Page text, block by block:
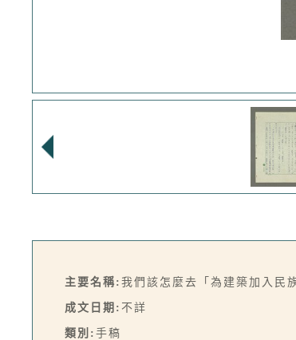
主要名稱: 我們該怎麼去「為建築加入民
成文日期: 不詳
類別: 手稿